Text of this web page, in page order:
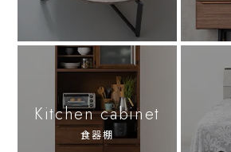
Kitchen cabinet
食器棚